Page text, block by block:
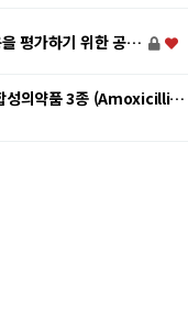
을 평가하기 위한 공…
합성의약품 3종 (Amoxicilli…